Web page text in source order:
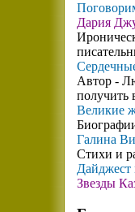
Дария
Автор -
получить
Великие
Галина
Стихи и
Дайджест
Звезды